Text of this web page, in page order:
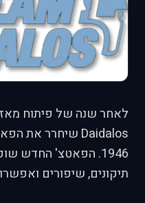
לאחר שנה של פיתוח מאז
תיקונים, שיפורים